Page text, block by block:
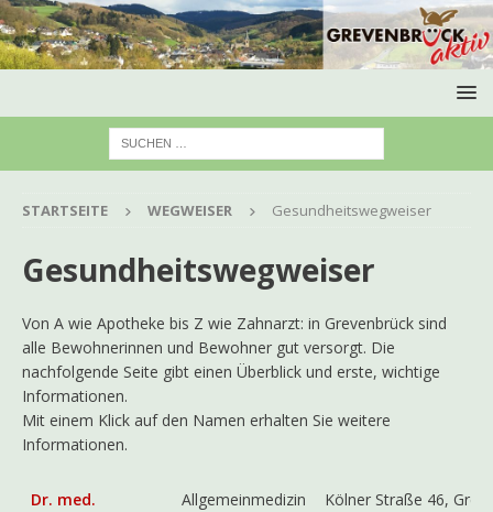
STARTSEITE WEGWEISER Gesundheitswegweiser
Gesundheitswegweiser
Von A wie Apotheke bis Z wie Zahnarzt: in Grevenbrück sind
alle Bewohnerinnen und Bewohner gut versorgt. Die
nachfolgende Seite gibt einen Überblick und erste, wichtige
Informationen.
Mit einem Klick auf den Namen erhalten Sie weitere
Informationen.
Dr. med.
Allgemeinmedizin
Kölner Straße 46,